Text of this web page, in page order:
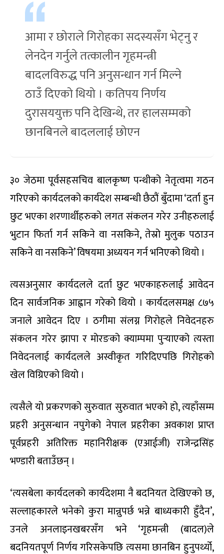
आमा र छोराले गिरोहका सदस्यसँग भेट्नु र
लेनदेन गर्नुले तत्कालीन गृहमन्त्री
बादलविरुद्ध पनि अनुसन्धान गर्न मिल्ने
ठाउँ दिएको थियो । कतिपय निर्णय
दुरासययुक्त पनि देखिन्थे, तर हालसम्मको
छानबिनले बादललाई छोएन
३० जेठमा पूर्वसहसचिव बालकृष्ण पन्थीको नेतृत्वमा गठन
गरिएको कार्यदलको कार्यदेश सम्बन्धी छैठौं बुँदामा ‘दर्ता हुन
छुट भएका शरणार्थीहरुको लगत संकलन गरेर उनीहरुलाई
भुटान फिर्ता गर्न सकिने वा नसकिने, तेस्रो मुलुक पठाउन
सकिने वा नसकिने’ विषयमा अध्ययन गर्न भनिएको थियो ।
त्यसअनुसार कार्यदलले दर्ता छुट भएकाहरुलाई आवेदन
दिन सार्वजनिक आह्वान गरेको थियो । कार्यदलसमक्ष ८७५
जनाले आवेदन दिए । ठगीमा संलग्न गिरोहले निवेदनहरु
संकलन गरेर झापा र मोरङको क्याम्पमा पुर्‍याएको त्यस्ता
निवेदनलाई कार्यदलले अस्वीकृत गरिदिएपछि गिरोहको
खेल विग्रिएको थियो ।
त्यसैले यो प्रकरणको सुरुवात सुरुवात भएको हो, त्यहाँसम्म
प्रहरी अनुसन्धान नपुगेको नेपाल प्रहरीका अवकाश प्राप्त
पूर्वप्रहरी अतिरिक्त महानिरीक्षक (एआईजी) राजेन्द्रसिंह
भण्डारी बताउँछन् ।
‘त्यसबेला कार्यदलको कार्यदेशमा नै बदनियत देखिएको छ,
सल्लाहकारले भनेको कुरा मान्नुपर्छ भन्ने बाध्यकारी हुँदैन’,
उनले अनलाइनखबरसँग भने ‘गृहमन्त्री (बादल)ले
बदनियतपूर्ण निर्णय गरिसकेपछि त्यसमा छानबिन हुनुपर्थ्यो,